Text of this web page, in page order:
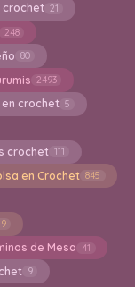
crochet 21
248
80
2493
crochet 5
crochet 111
en Crochet 845
de Mesa 41
9